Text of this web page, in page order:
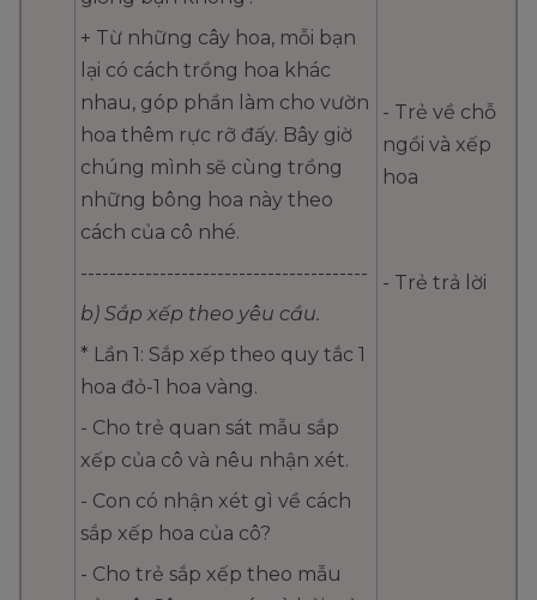
+ Từ những cây hoa, mỗi bạn
lại có cách trồng hoa khác
nhau, góp phần làm cho vườn
hoa thêm rực rỡ đấy. Bây giờ
chúng mình sẽ cùng trồng
những bông hoa này theo
cách của cô nhé.
----------------------------------------
b) Sắp xếp theo yêu cầu.
* Lần 1: Sắp xếp theo quy tắc 1
hoa đỏ-1 hoa vàng.
- Cho trẻ quan sát mẫu sắp
xếp của cô và nêu nhận xét.
- Con có nhận xét gì về cách
sắp xếp hoa của cô?
- Cho trẻ sắp xếp theo mẫu
- Trẻ về chỗ
ngồi và xếp
hoa
- Trẻ trả lời